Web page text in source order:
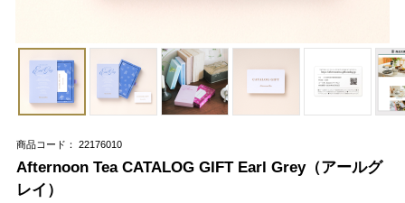
商品コード： 22176010
Afternoon Tea CATALOG GIFT Earl Grey（アールグ
レイ）